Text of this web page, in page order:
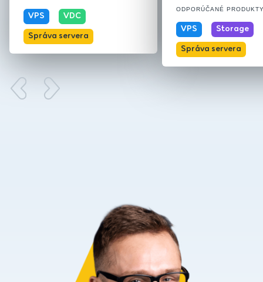
VPS VDC
Správa servera
ODPORÚČANÉ
VPS Storage
Správa servera